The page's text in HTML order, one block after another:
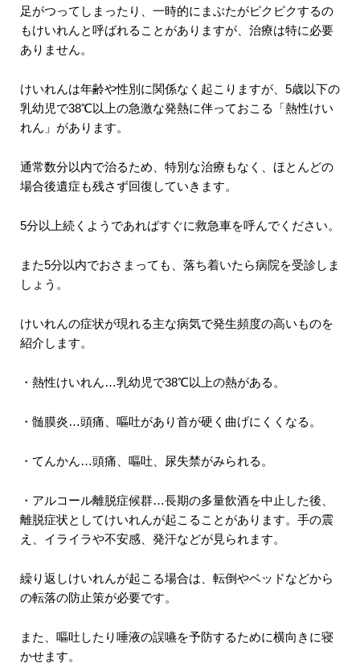
足がつってしまったり、一時的にまぶたがピクピクするの
もけいれんと呼ばれることがありますが、治療は特に必要
ありません。
けいれんは年齢や性別に関係なく起こりますが、5歳以下の
乳幼児で38℃以上の急激な発熱に伴っておこる「熱性けい
れん」があります。
通常数分以内で治るため、特別な治療もなく、ほとんどの
場合後遺症も残さず回復していきます。
5分以上続くようであればすぐに救急車を呼んでください。
また5分以内でおさまっても、落ち着いたら病院を受診しま
しょう。
けいれんの症状が現れる主な病気で発生頻度の高いものを
紹介します。
・熱性けいれん…乳幼児で38℃以上の熱がある。
・髄膜炎…頭痛、嘔吐があり首が硬く曲げにくくなる。
・てんかん…頭痛、嘔吐、尿失禁がみられる。
・アルコール離脱症候群…長期の多量飲酒を中止した後、
離脱症状としてけいれんが起こることがあります。手の震
え、イライラや不安感、発汗などが見られます。
繰り返しけいれんが起こる場合は、転倒やベッドなどから
の転落の防止策が必要です。
また、嘔吐したり唾液の誤嚥を予防するために横向きに寝
かせます。